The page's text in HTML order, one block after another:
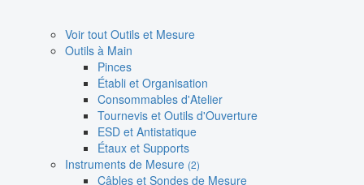
Voir tout Outils et Mesure
Outils à Main
Pinces
Établi et Organisation
Consommables d'Atelier
Tournevis et Outils d'Ouverture
ESD et Antistatique
Étaux et Supports
Instruments de Mesure (2)
Câbles et Sondes de Mesure